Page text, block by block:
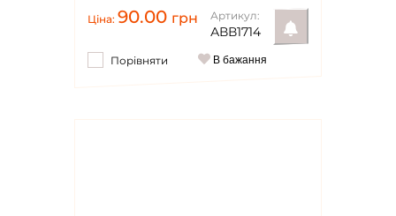
Ціна: 90.00 грн Артикул:
АВВ1714
Порівняти В бажання